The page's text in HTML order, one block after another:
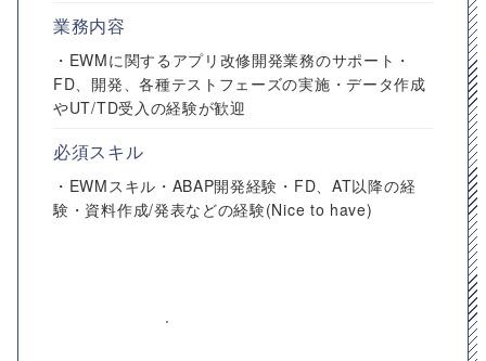
業務内容
・EWMに関するアプリ改修開発業務のサポート・
FD、開発、各種テストフェーズの実施・データ作成
やUT/TD受入の経験が歓迎
必須スキル
・EWMスキル・ABAP開発経験・FD、AT以降の経
験・資料作成/発表などの経験(Nice to have)